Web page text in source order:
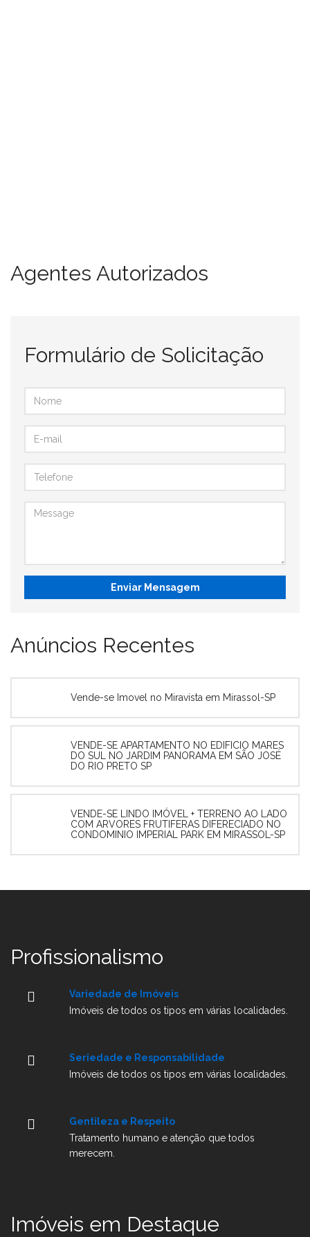
Agentes Autorizados
Formulário de Solicitação
Enviar Mensagem
Anúncios Recentes
Vende-se Imovel no Miravista em Mirassol-SP
VENDE-SE APARTAMENTO NO EDIFICIO MARES
DO SUL NO JARDIM PANORAMA EM SÃO JOSÉ
DO RIO PRETO SP
VENDE-SE LINDO IMÓVEL + TERRENO AO LADO
COM ARVORES FRUTIFERAS DIFERECIADO NO
CONDOMINIO IMPERIAL PARK EM MIRASSOL-SP
Profissionalismo
Variedade de Imóveis
Imóveis de todos os tipos em várias localidades.
Seriedade e Responsabilidade
Imóveis de todos os tipos em várias localidades.
Gentileza e Respeito
Tratamento humano e atenção que todos
merecem.
Imóveis em Destaque